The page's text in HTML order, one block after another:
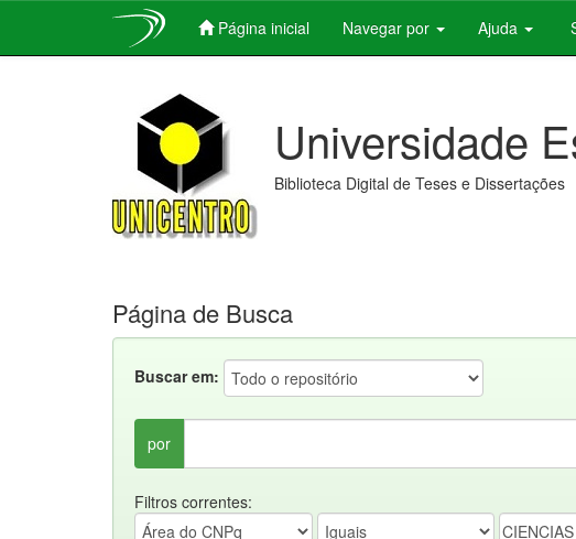
Página inicial Navegar por Ajuda
Universidade
Biblioteca Digital de Teses e Dissertações
Página de Busca
Buscar em:
por
Filtros correntes: